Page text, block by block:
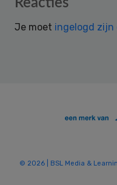
Je moet ingelogd zijn
© 2026 | BSL Media &